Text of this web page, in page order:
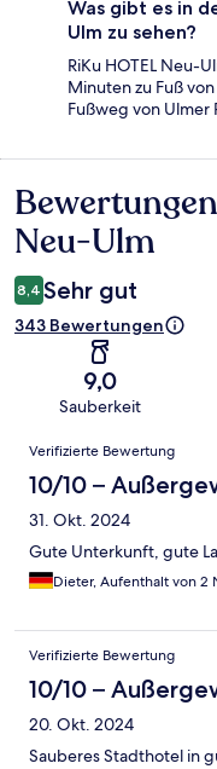
Was gibt es in
Ulm zu sehen?
RiKu HOTEL Neu-
Minuten zu Fuß
Fußweg von Ulmer
Bewertungen
Neu-Ulm
8,4 Sehr gut
343 Bewertungen
9,0
Sauberkeit
Bewertungen
Verifizierte Bewertung
10/10 –
31. Okt. 2024
Gute Unterkunft, gute
Dieter, Aufenthalt von 2
Verifizierte Bewertung
10/10 –
20. Okt. 2024
Sauberes Stadthotel in